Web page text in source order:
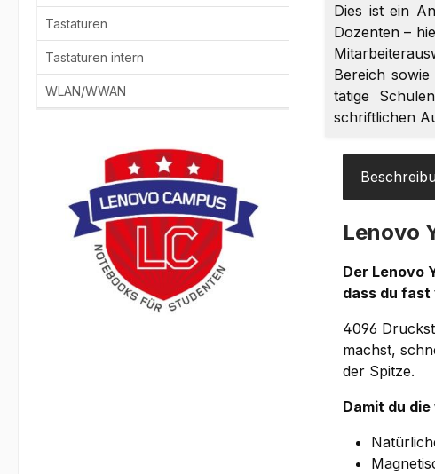
Tastaturen
Tastaturen intern
WLAN/WWAN
Dies ist ein
Dozenten –
Bereich
tätige
schriftlichen
Lenovo
Der Lenovo
dass du
4096
machst,
der Spitze.
Damit du